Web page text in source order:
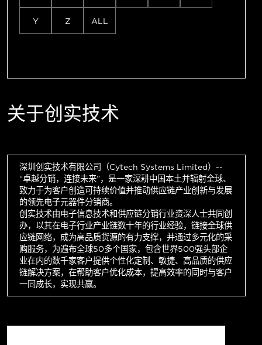
Y Z ALL
关于创实技术
深圳创实技术有限公司（Cytech Systems Limited）--
“卓越分销，连接未来”，是一家深耕中国本土并辐射全球、
致力于为客户创造可持续价值并推动供应链产业创新与发展
的领先电子元器件分销商。
创实技术由电子信息技术和供应链分销行业资深人士共同创
办，以其在电子行业产业链数十年的行业经验，链接全球供
应链网络，成为高品质货源的有力支撑，并通过多元化的采
购服务，为遍布全球50多个国家，包含世界500强头部企
业在内的数千家客户提供个性化定制、敏捷、高品质的供应
链解决方案，在帮助客户优化成本，提高效率的同时与客户
一同成长，实现共赢。